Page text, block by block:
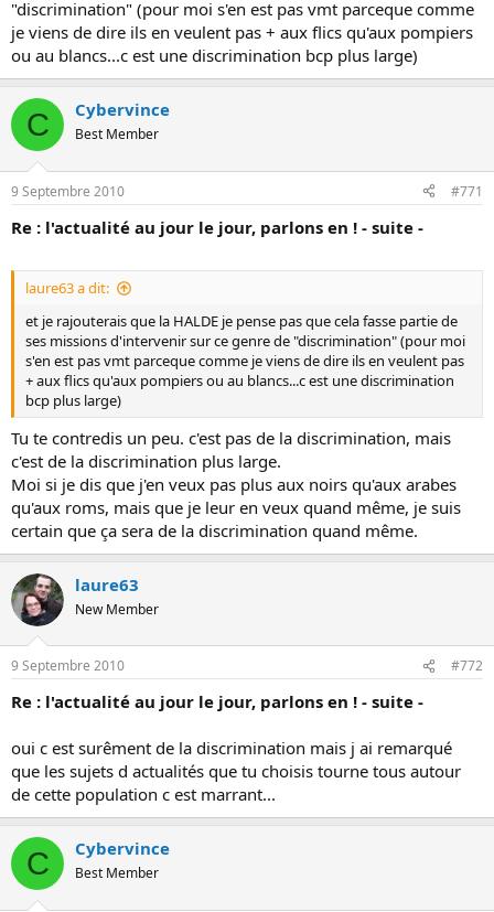
"discrimination" (pour moi s'en est pas vmt parceque comme
je viens de dire ils en veulent pas + aux flics qu'aux pompiers
ou au blancs...c est une discrimination bcp plus large)
C Cybervince
Best Member
9 Septembre 2010 #771
Re : l'actualité au jour le jour, parlons en ! - suite -
laure63 a dit:
et je rajouterais que la HALDE je pense pas que cela fasse partie de
ses missions d'intervenir sur ce genre de "discrimination" (pour moi
s'en est pas vmt parceque comme je viens de dire ils en veulent pas
+ aux flics qu'aux pompiers ou au blancs...c est une discrimination
bcp plus large)
Tu te contredis un peu. c'est pas de la discrimination, mais
c'est de la discrimination plus large.
Moi si je dis que j'en veux pas plus aux noirs qu'aux arabes
qu'aux roms, mais que je leur en veux quand même, je suis
certain que ça sera de la discrimination quand même.
laure63
New Member
9 Septembre 2010 #772
Re : l'actualité au jour le jour, parlons en ! - suite -
oui c est surêment de la discrimination mais j ai remarqué
que les sujets d actualités que tu choisis tourne tous autour
de cette population c est marrant...
C Cybervince
Best Member